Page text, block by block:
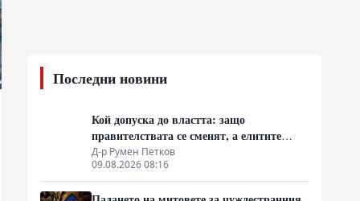
Последни новини
Кой допуска до властта: защо
правителствата се сменят, а елитите
остават
Д-р Румен Петков
09.08.2026 08:16